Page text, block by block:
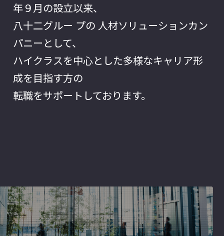
年９月の設立以来、
八十二グルー プの 人材ソリューションカン
パニーとして、
ハイクラスを中心とした多様なキャリア形
成を目指す方の
転職をサポートしております。